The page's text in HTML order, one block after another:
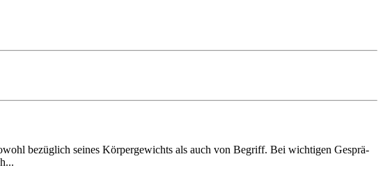
bezüglich seines Körper­gewichts als auch von Begriff. Bei wichtigen Gesprä­